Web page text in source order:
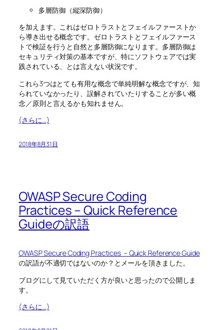
多層防御（縦深防御）
を加えます。これはゼロトラストとフェイルファーストか
ら導き出せる概念です。ゼロトラストとフェイルファース
トで検証を行うと自然と多層防御になります。多層防御は
セキュリティ対策の基本ですが、特にソフトウェアでは実
践されている、とは言えない状況です。
これら3つはとても有用な概念で単純明解な概念ですが、知
られていなかったり、誤解されていたりすることが多い概
念／原則と言えるかも知れません。
(さらに…)
2018年8月31日
OWASP Secure Coding
Practices – Quick Reference
Guideの訳語
OWASP Secure Coding Practices – Quick Reference Guide
の訳語が不適切ではないのか？とメールを頂きました。
ブログにして見ていただく方が良いと思ったので公開しま
す。
(さらに…)